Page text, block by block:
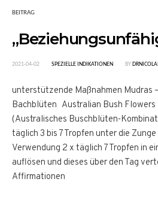
BEITRAG
2021-04-02 SPEZIELLE INDIKATIONEN BY
unterstützende Maßnahmen Mudras
Bachblüten Australian Bush Flowers
(Australisches Buschblüten-
täglich 3 bis 7 Tropfen unter die
Verwendung 2 x täglich 7 Tropfen in
auflösen und dieses über den Tag
Affirmationen